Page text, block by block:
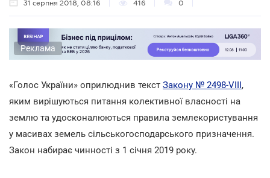
31 серпня 2018, 08:16 416 0
Реклама
«Голос України» оприлюднив текст Закону № 2498-VIII,
яким вирішуються питання колективної власності на
землю та удосконалюються правила землекористування
у масивах земель сільськогосподарського призначення.
Закон набирає чинності з 1 січня 2019 року.